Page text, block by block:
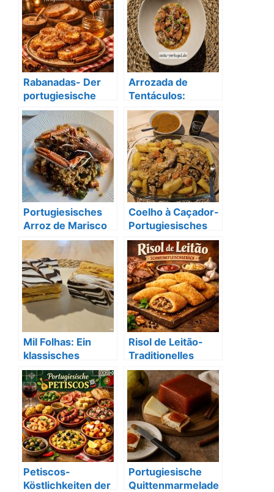
Rabanadas- Der
portugiesische
Arme Ritter
Arrozada de
Tentáculos:
Portugals
herzhafter
Tintenfisch-Reis
Portugiesisches
Arroz de Marisco
mit Kaisergranat
Coelho à Caçador-
Portugiesisches
Kaninchen Rezept
Mil Folhas: Ein
klassisches
portugiesisches
Dessert
Risol de Leitão-
Traditionelles
Schweinefleischg
ebäck
Petiscos-
Köstlichkeiten der
Portugiesische
Quittenmarmelade